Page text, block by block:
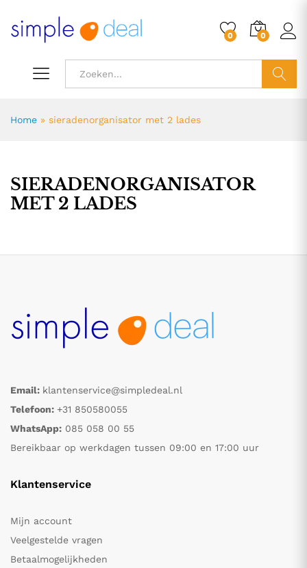
0 0
Home » sieradenorganisator met 2 lades
SIERADENORGANISATOR
MET 2 LADES
Email: klantenservice@simpledeal.nl
Telefoon: +31 850580055
WhatsApp: 085 058 00 55
Bereikbaar op werkdagen tussen 09:00 en 17:00 uur
Klantenservice
Mijn account
Veelgestelde vragen
Betaalmogelijkheden